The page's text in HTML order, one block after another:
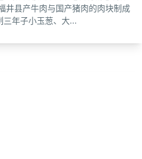
井县产牛肉与国产猪肉的肉块制成
三年子小玉葱、大...